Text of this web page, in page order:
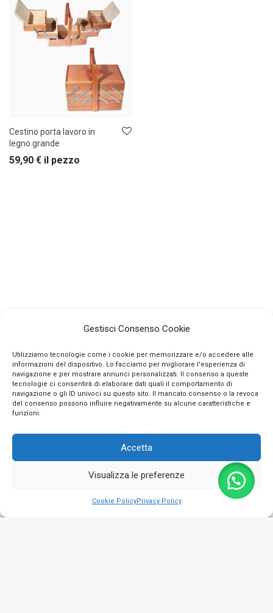
Gestisci Consenso Cookie
Utilizziamo tecnologie come i cookie per memorizzare e/o accedere alle
informazioni del dispositivo. Lo facciamo per migliorare l'esperienza di
navigazione e per mostrare annunci personalizzati. Il consenso a queste
tecnologie ci consentirà di elaborare dati quali il comportamento di
navigazione o gli ID univoci su questo sito. Il mancato consenso o la revoca
del consenso possono influire negativamente su alcune caratteristiche e
funzioni.
Accetta
Visualizza le preferenze
Cookie PolicyPrivacy Policy
Cestino porta lavoro in
legno grande
59,90 € il pezzo
INFO
SEGUICI SUI SOCIAL